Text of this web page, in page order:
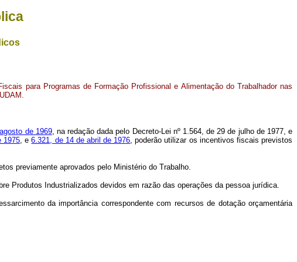
para Programas de Formação Profissional e Alimentação do Trabalhador nas
de 1969, na redação dada pelo Decreto-Lei nº 1.564, de 29 de julho de 1977, e
1975, e6.321, de 14 de abril de 1976, poderão utilizar os incentivos fiscais previstos
previamente aprovados pelo Ministério do Trabalho.
Produtos Industrializados devidos em razão das operações da pessoa jurídica.
da importância correspondente com recursos de dotação orçamentária